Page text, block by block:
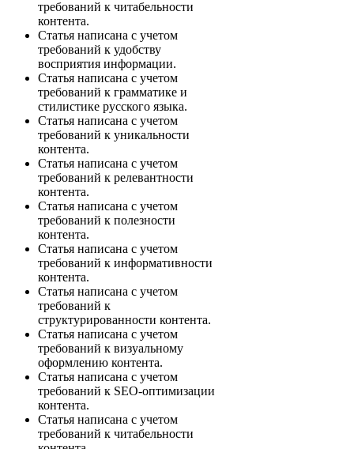
требований к читабельности
контента.
Статья написана с учетом
требований к удобству
восприятия информации.
Статья написана с учетом
требований к грамматике и
стилистике русского языка.
Статья написана с учетом
требований к уникальности
контента.
Статья написана с учетом
требований к релевантности
контента.
Статья написана с учетом
требований к полезности
контента.
Статья написана с учетом
требований к информативности
контента.
Статья написана с учетом
требований к
структурированности контента.
Статья написана с учетом
требований к визуальному
оформлению контента.
Статья написана с учетом
требований к SEO-оптимизации
контента.
Статья написана с учетом
требований к читабельности